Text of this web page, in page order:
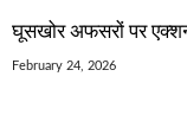
घूसखोर अफसरों पर
February 24, 2026